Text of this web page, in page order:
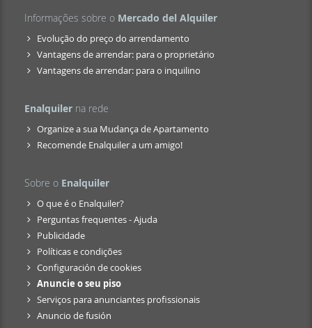
Informações sobre o Mercado del Alquiler
Evolução do preço do arrendamento
Vantagens de arrendar: para o proprietário
Vantagens de arrendar: para o inquilino
Enalquiler na rede
Organize a sua Mudança de Apartamento
Recomende Enalquiler a um amigo!
Sobre o Enalquiler
O que é o Enalquiler?
Perguntas frequentes - Ajuda
Publicidade
Políticas e condições
Configuración de cookies
Anuncie o seu piso
Serviços para anunciantes profissionais
Anuncio de fusión